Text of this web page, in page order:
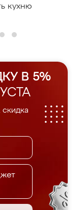
кухню
В 5%
скидка